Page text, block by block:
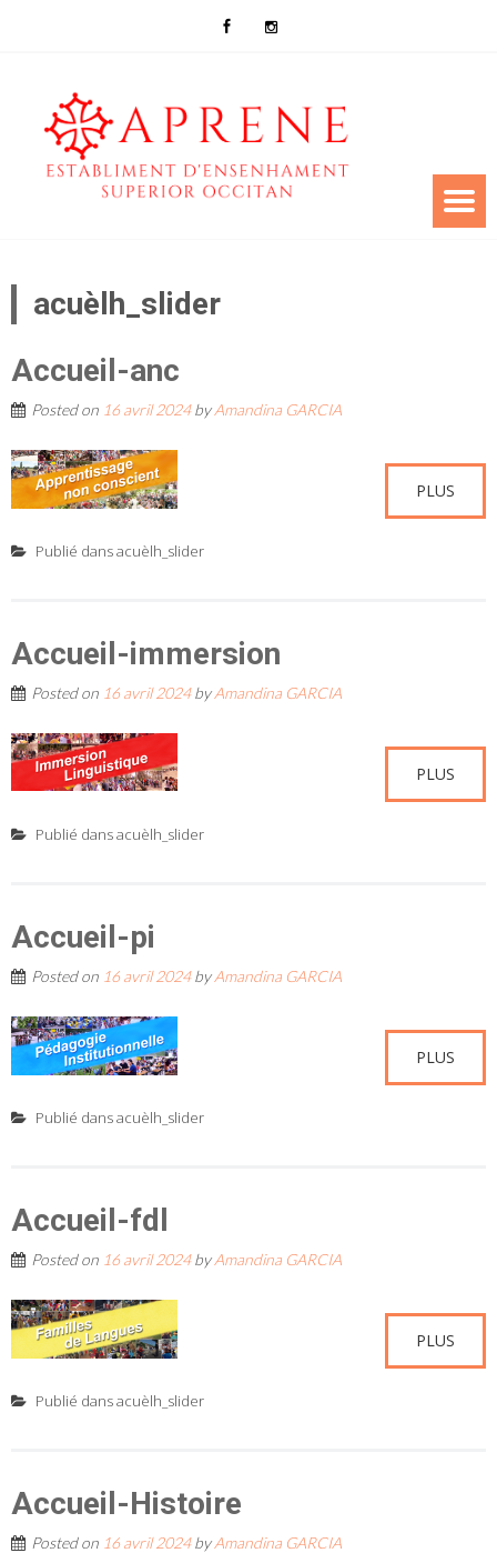
acuèlh_slider
Accueil-anc
Posted on 16 avril 2024byAmandina GARCIA
PLUS
Publié dansacuèlh_slider
Accueil-immersion
Posted on 16 avril 2024byAmandina GARCIA
PLUS
Publié dansacuèlh_slider
Accueil-pi
Posted on 16 avril 2024byAmandina GARCIA
PLUS
Publié dansacuèlh_slider
Accueil-fdl
Posted on 16 avril 2024byAmandina GARCIA
PLUS
Publié dansacuèlh_slider
Accueil-Histoire
Posted on 16 avril 2024byAmandina GARCIA